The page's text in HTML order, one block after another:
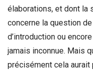
élaborations, et dont la
concerne la question de
d’introduction ou
jamais inconnue. Mais
précisément cela aurait